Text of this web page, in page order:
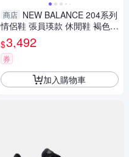
商店 NEW BALANCE 204系列
情侶鞋 張員瑛款 休閒鞋 褐色
男女鞋 miumiu平替 U204LMM
A
$3,492
券
加入購物車